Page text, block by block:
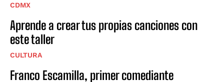
CDMX
Aprende a crear tus propias canciones con
este taller
CULTURA
Franco Escamilla, primer comediante